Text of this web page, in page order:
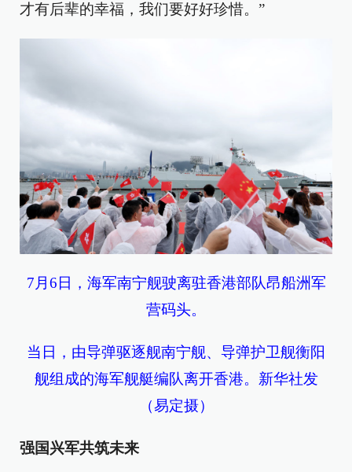
才有后辈的幸福，我们要好好珍惜。”
7月6日，海军南宁舰驶离驻香港部队昂船洲军
营码头。
当日，由导弹驱逐舰南宁舰、导弹护卫舰衡阳
舰组成的海军舰艇编队离开香港。新华社发
（易定摄）
强国兴军共筑未来